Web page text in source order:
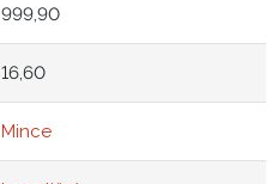
999,90
16,60
Mince